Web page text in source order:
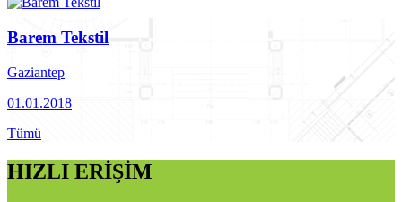
Barem Tekstil
Gaziantep
01.01.2018
Tümü
HIZLI ERİŞİM